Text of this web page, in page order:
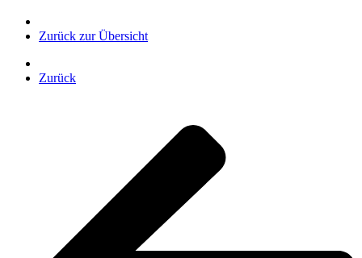
Zurück zur Übersicht
Zurück